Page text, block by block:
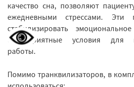
качество сна, позволяют
ежедневными стрессами. Эти
стабилизировать
благоприятные условия для
работы.
Помимо транквилизаторов, в